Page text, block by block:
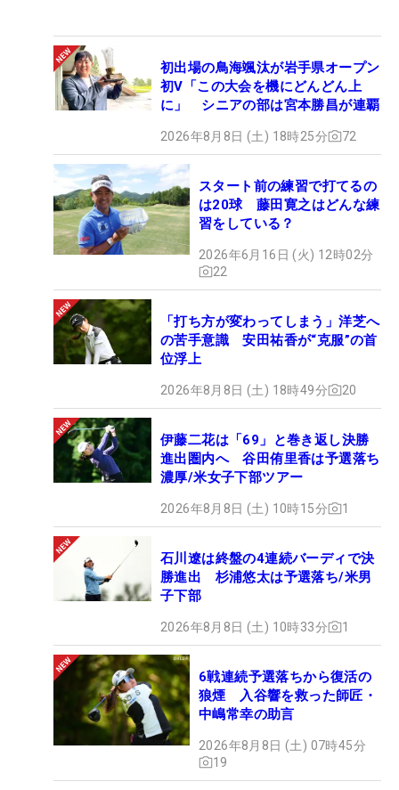
初出場の鳥海颯汰が岩手県オープン
初V「この大会を機にどんどん上
に」 シニアの部は宮本勝昌が連覇
2026年8月8日 (土) 18時25分 72
スタート前の練習で打てるの
は20球 藤田寛之はどんな練
習をしている？
2026年6月16日 (火) 12時02分
22
「打ち方が変わってしまう」洋芝へ
の苦手意識 安田祐香が“克服”の首
位浮上
2026年8月8日 (土) 18時49分 20
伊藤二花は「69」と巻き返し決勝
進出圏内へ 谷田侑里香は予選落ち
濃厚/米女子下部ツアー
2026年8月8日 (土) 10時15分 1
石川遼は終盤の4連続バーディで決
勝進出 杉浦悠太は予選落ち/米男
子下部
2026年8月8日 (土) 10時33分 1
6戦連続予選落ちから復活の
狼煙 入谷響を救った師匠・
中嶋常幸の助言
2026年8月8日 (土) 07時45分
19